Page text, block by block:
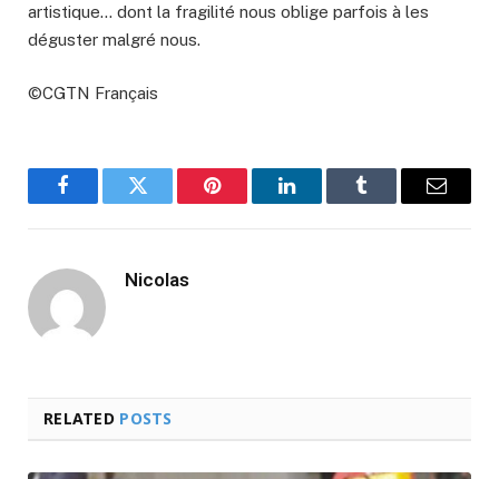
artistique… dont la fragilité nous oblige parfois à les
déguster malgré nous.
©CGTN Français
FacebookTwitter Pinterest LinkedInTumblr Email
Nicolas
RELATED POSTS